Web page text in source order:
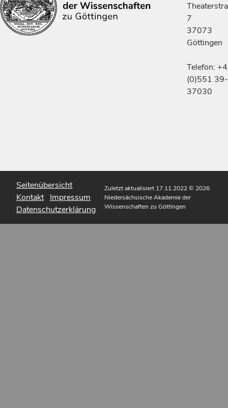
7
37073
Göttingen
Telefon:
(0)551 39-
37030
Seitenübersicht
Kontakt Impressum
Datenschutzerklärung
Zuletzt aktualisiert 17.11.2022© 2026
Niedersächsische Akademie der
Wissenschaften zu Göttingen